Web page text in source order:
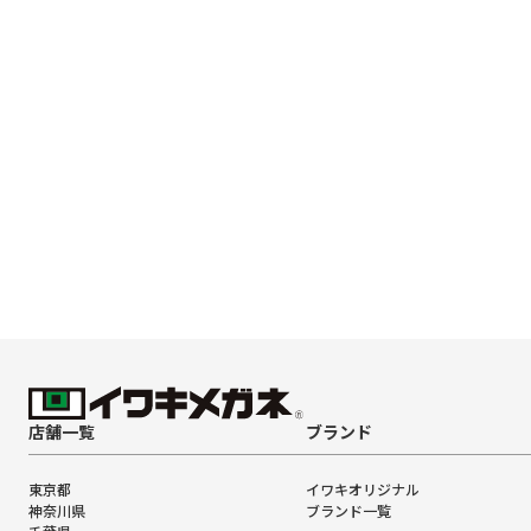
店舗一覧
東京都
神奈川県
ブランド
イワキオリジナル
ブランド一覧